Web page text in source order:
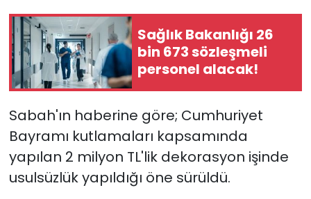
Sağlık Bakanlığı 26
bin 673 sözleşmeli
personel alacak!
Sabah'ın haberine göre; Cumhuriyet
Bayramı kutlamaları kapsamında
yapılan 2 milyon TL'lik dekorasyon işinde
usulsüzlük yapıldığı öne sürüldü.
YEREL YÖNETİMLER
Yurt